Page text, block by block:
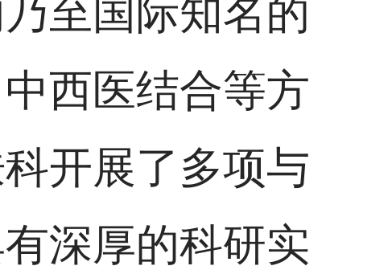
至国际知名的
西医结合等方
开展了多项与
深厚的科研实